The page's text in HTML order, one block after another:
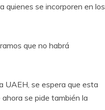
quienes se incorporen en los
que no habrá
UAEH, se espera que esta
se pide también la